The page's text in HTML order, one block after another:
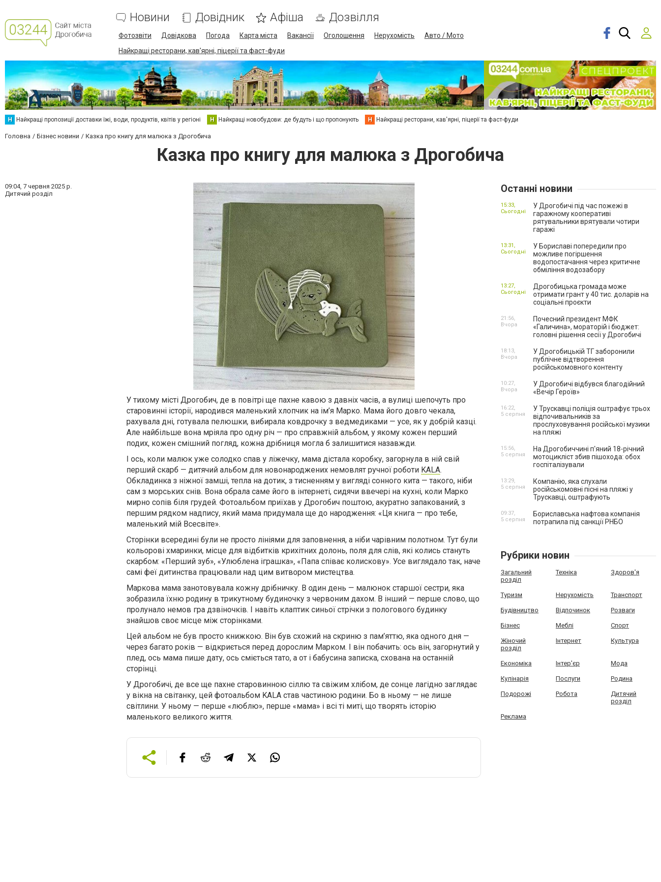
Новини Довідник Афіша Дозвілля
Фотозвіти Довідкова Погода Карта міста Вакансії Оголошення Нерухомість
Авто / Мото
Найкращі ресторани, кав'ярні, піцерії та фаст-фуди
Н Найкращі пропозиції доставки їжі, води, продуктів, квітів у регіоні Н Найкращі новобудови: де будуть і що пропонують Н Найкращі ресторани, кав'ярні, піцерії та фаст-фуди
Головна Бізнес новини Казка про книгу для малюка з Дрогобича
Казка про книгу для малюка з Дрогобича
09:04, 7 червня 2025 р.
Дитячий розділ
У тихому місті Дрогобич, де в повітрі ще пахне кавою з давніх часів, а вулиці шепочуть про
старовинні історії, народився маленький хлопчик на ім’я Марко. Мама його довго чекала,
рахувала дні, готувала пелюшки, вибирала ковдрочку з ведмедиками — усе, як у добрій казці.
Але найбільше вона мріяла про одну річ — про справжній альбом, у якому кожен перший
подих, кожен смішний погляд, кожна дрібниця могла б залишитися назавжди.
І ось, коли малюк уже солодко спав у ліжечку, мама дістала коробку, загорнула в ній свій
перший скарб — дитячий альбом для новонароджених немовлят ручної роботи KALA.
Обкладинка з ніжної замші, тепла на дотик, з тисненням у вигляді сонного кита — такого, ніби
сам з морських снів. Вона обрала саме його в інтернеті, сидячи ввечері на кухні, коли Марко
мирно сопів біля грудей. Фотоальбом приїхав у Дрогобич поштою, акуратно запакований, з
першим рядком надпису, який мама придумала ще до народження: «Ця книга — про тебе,
маленький мій Всесвіте».
Сторінки всередині були не просто лініями для заповнення, а ніби чарівним полотном. Тут були
кольорові хмаринки, місце для відбитків крихітних долонь, поля для слів, які колись стануть
скарбом: «Перший зуб», «Улюблена іграшка», «Папа співає колискову». Усе виглядало так, наче
самі феї дитинства працювали над цим витвором мистецтва.
Маркова мама занотовувала кожну дрібничку. В один день — малюнок старшої сестри, яка
зобразила їхню родину в трикутному будиночку з червоним дахом. В інший — перше слово, що
пролунало немов гра дзвіночків. І навіть клаптик синьої стрічки з пологового будинку
знайшов своє місце між сторінками.
Цей альбом не був просто книжкою. Він був схожий на скриню з пам’яттю, яка одного дня —
через багато років — відкриється перед дорослим Марком. І він побачить: ось він, загорнутий у
плед, ось мама пише дату, ось сміється тато, а от і бабусина записка, схована на останній
сторінці.
У Дрогобичі, де все ще пахне старовинною сіллю та свіжим хлібом, де сонце лагідно заглядає
у вікна на світанку, цей фотоальбом KALA став частиною родини. Бо в ньому — не лише
світлини. У ньому — перше «люблю», перше «мама» і всі ті миті, що творять історію
маленького великого життя.
Останні новини
У Дрогобичі під час пожежі в
гаражному кооперативі
рятувальники врятували чотири
гаражі
15:33,
Сьогодні
У Бориславі попередили про
можливе погіршення
водопостачання через критичне
обміління водозабору
13:31,
Сьогодні
Дрогобицька громада може
отримати грант у 40 тис. доларів на
соціальні проєкти
13:27,
Сьогодні
Почесний президент МФК
«Галичина», мораторій і бюджет:
головні рішення сесії у Дрогобичі
21:56,
Вчора
У Дрогобицькій ТГ заборонили
публічне відтворення
російськомовного контенту
18:13,
Вчора
У Дрогобичі відбувся благодійний
«Вечір Героїв»
10:27,
Вчора
У Трускавці поліція оштрафує трьох
відпочивальників за
прослуховування російської музики
на пляжі
16:22,
5 серпня
На Дрогобиччині п'яний 18-річний
мотоцикліст збив пішохода: обох
госпіталізували
15:56,
5 серпня
Компанію, яка слухали
російськомовні пісні на пляжі у
Трускавці, оштрафують
13:29,
5 серпня
Бориславська нафтова компанія
потрапила під санкції РНБО
09:37,
5 серпня
Рубрики новин
Загальний
розділ
Техніка Здоров'я
Туризм Нерухомість Транспорт
Будівництво Відпочинок Розваги
Бізнес Меблі Спорт
Жіночий
розділ
Інтернет Культура
Економіка Інтер'єр Мода
Кулінарія Послуги Родина
Подорожі Робота
Дитячий
розділ
Реклама